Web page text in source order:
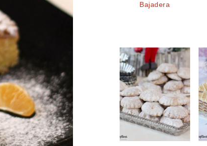
Bajadera